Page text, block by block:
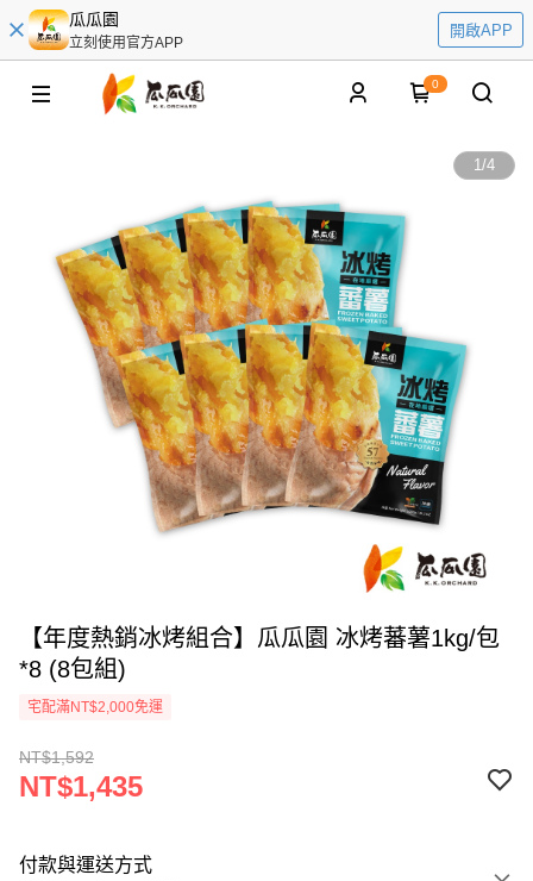
瓜瓜園
立刻使用官方APP
開啟APP
0
1/4
【年度熱銷冰烤組合】瓜瓜園 冰烤蕃薯1kg/包
*8 (8包組)
宅配滿NT$2,000免運
NT$1,592
NT$1,435
付款與運送方式